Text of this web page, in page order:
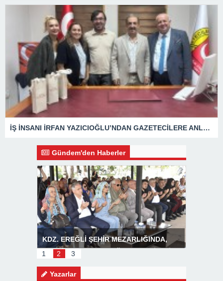
İŞ İNSANI İRFAN YAZICIOĞLU’NDAN GAZETECİLERE ANLAMLI ZİYARET
Gündem'den Haberler
KDZ. EREĞLİ ŞEHİR MEZARLIĞINDA,
MEVLİD PROGRAMI DÜZENLENDİ 3 BİN
1
2 3
Yazarlar